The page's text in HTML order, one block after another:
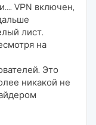
VPN включен,
лист.
на
Это
никакой не